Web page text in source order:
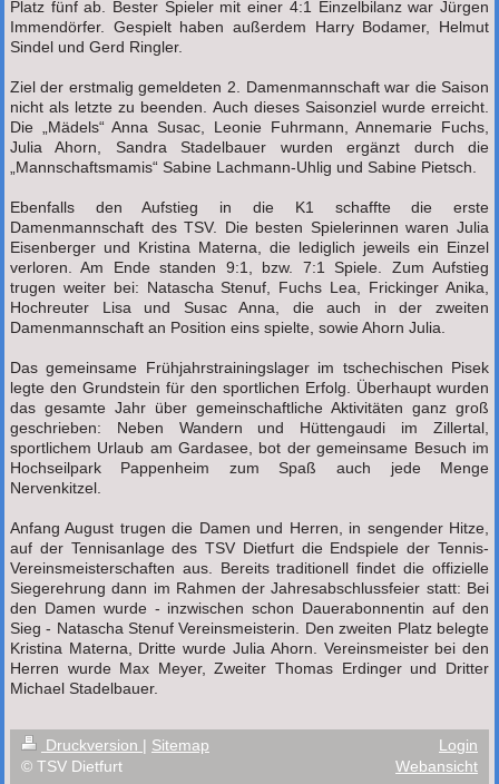
Platz fünf ab. Bester Spieler mit einer 4:1 Einzelbilanz war Jürgen
Immendörfer. Gespielt haben außerdem Harry Bodamer, Helmut
Sindel und Gerd Ringler.
Ziel der erstmalig gemeldeten 2. Damenmannschaft war die Saison
nicht als letzte zu beenden. Auch dieses Saisonziel wurde erreicht.
Die „Mädels“ Anna Susac, Leonie Fuhrmann, Annemarie Fuchs,
Julia Ahorn, Sandra Stadelbauer wurden ergänzt durch die
„Mannschaftsmamis“ Sabine Lachmann-Uhlig und Sabine Pietsch.
Ebenfalls den Aufstieg in die K1 schaffte die erste
Damenmannschaft des TSV. Die besten Spielerinnen waren Julia
Eisenberger und Kristina Materna, die lediglich jeweils ein Einzel
verloren. Am Ende standen 9:1, bzw. 7:1 Spiele. Zum Aufstieg
trugen weiter bei: Natascha Stenuf, Fuchs Lea, Frickinger Anika,
Hochreuter Lisa und Susac Anna, die auch in der zweiten
Damenmannschaft an Position eins spielte, sowie Ahorn Julia.
Das gemeinsame Frühjahrstrainingslager im tschechischen Pisek
legte den Grundstein für den sportlichen Erfolg. Überhaupt wurden
das gesamte Jahr über gemeinschaftliche Aktivitäten ganz groß
geschrieben: Neben Wandern und Hüttengaudi im Zillertal,
sportlichem Urlaub am Gardasee, bot der gemeinsame Besuch im
Hochseilpark Pappenheim zum Spaß auch jede Menge
Nervenkitzel.
Anfang August trugen die Damen und Herren, in sengender Hitze,
auf der Tennisanlage des TSV Dietfurt die Endspiele der Tennis-
Vereinsmeisterschaften aus. Bereits traditionell findet die offizielle
Siegerehrung dann im Rahmen der Jahresabschlussfeier statt: Bei
den Damen wurde - inzwischen schon Dauerabonnentin auf den
Sieg - Natascha Stenuf Vereinsmeisterin. Den zweiten Platz belegte
Kristina Materna, Dritte wurde Julia Ahorn. Vereinsmeister bei den
Herren wurde Max Meyer, Zweiter Thomas Erdinger und Dritter
Michael Stadelbauer.
Druckversion | Sitemap
© TSV Dietfurt
Login
Webansicht